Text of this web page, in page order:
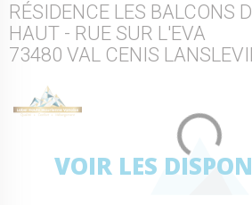
Bonneval sur arc
RÉSIDENCE LES BALCONS
HAUT - RUE SUR L'EVA
73480 VAL CENIS
VOIR LES